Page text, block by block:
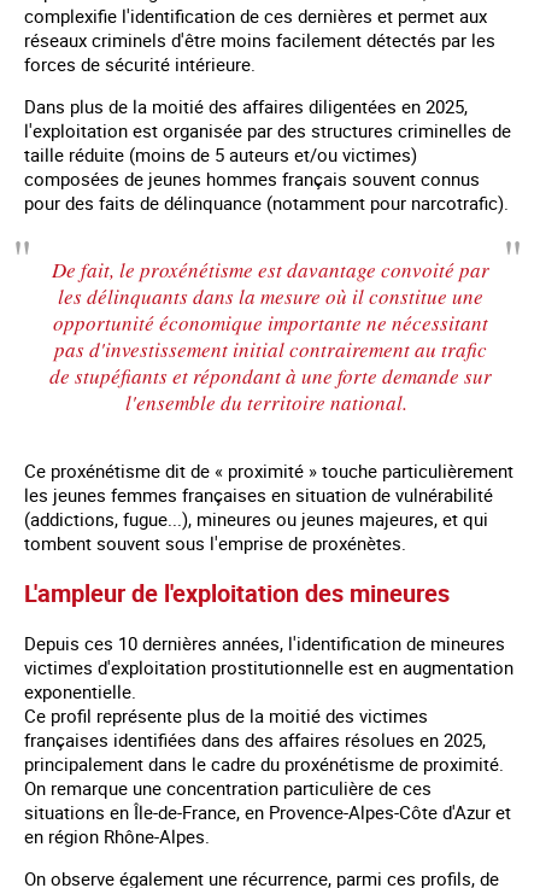
complexifie l'identification de ces dernières et permet aux
réseaux criminels d'être moins facilement détectés par les
forces de sécurité intérieure.
Dans plus de la moitié des affaires diligentées en 2025,
l'exploitation est organisée par des structures criminelles de
taille réduite (moins de 5 auteurs et/ou victimes)
composées de jeunes hommes français souvent connus
pour des faits de délinquance (notamment pour narcotrafic).
De fait, le proxénétisme est davantage convoité par
les délinquants dans la mesure où il constitue une
opportunité économique importante ne nécessitant
pas d'investissement initial contrairement au trafic
de stupéfiants et répondant à une forte demande sur
l'ensemble du territoire national.
Ce proxénétisme dit de « proximité » touche particulièrement
les jeunes femmes françaises en situation de vulnérabilité
(addictions, fugue...), mineures ou jeunes majeures, et qui
tombent souvent sous l'emprise de proxénètes.
L'ampleur de l'exploitation des mineures
Depuis ces 10 dernières années, l'identification de mineures
victimes d'exploitation prostitutionnelle est en augmentation
exponentielle.
Ce profil représente plus de la moitié des victimes
françaises identifiées dans des affaires résolues en 2025,
principalement dans le cadre du proxénétisme de proximité.
On remarque une concentration particulière de ces
situations en Île-de-France, en Provence-Alpes-Côte d'Azur et
en région Rhône-Alpes.
On observe également une récurrence, parmi ces profils, de